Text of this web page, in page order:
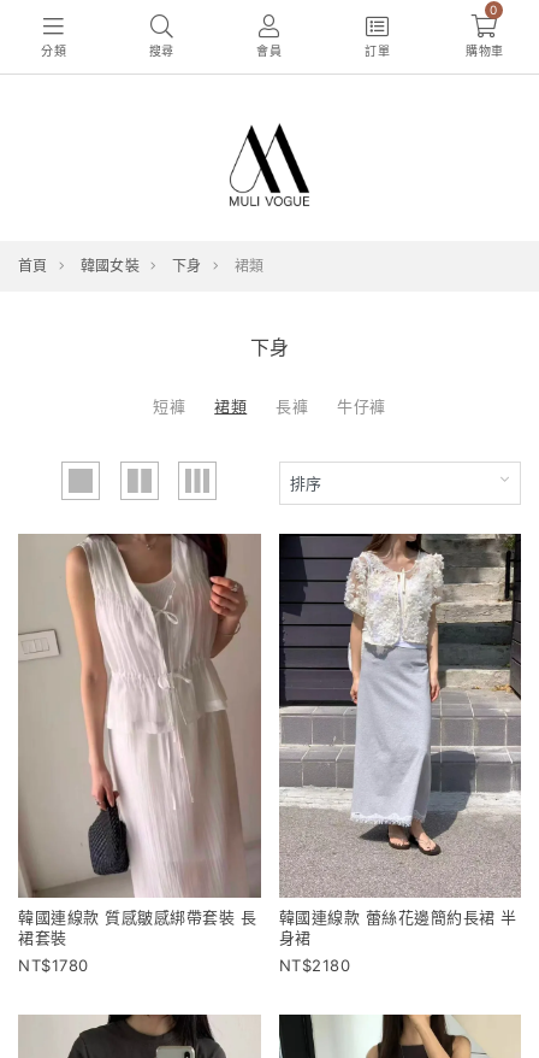
分類 搜尋 會員 訂單
0
購物車
首頁 韓國女裝 下身 裙類
下身
短褲 裙類 長褲 牛仔褲
韓國連線款 質感皺感綁帶套裝 長
裙套裝
1780
韓國連線款 蕾絲花邊簡約長裙 半
身裙
2180